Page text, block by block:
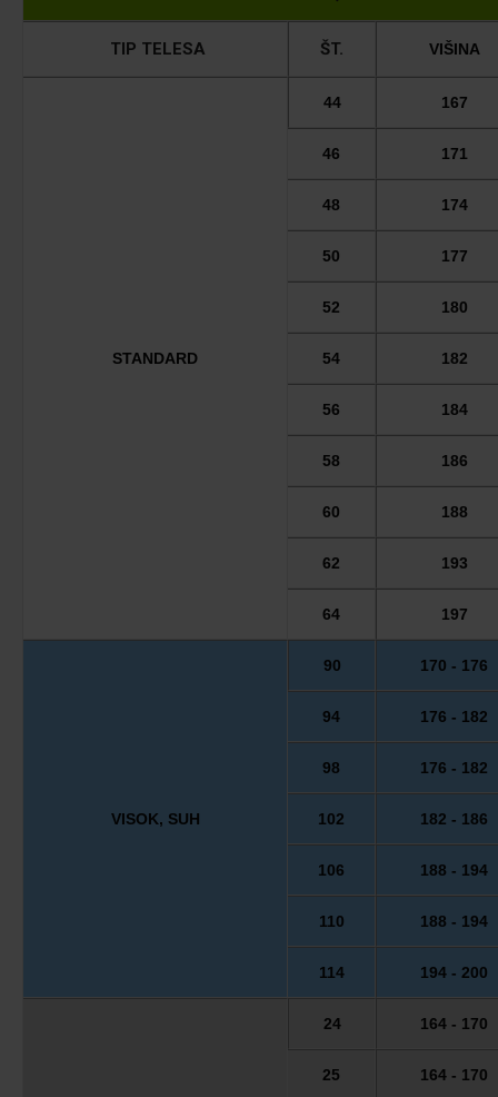
TIP TELESA ŠT. VIŠINA
STANDARD
44 167
46 171
48 174
50 177
52 180
54 182
56 184
58 186
60 188
62 193
64 197
VISOK, SUH
90 170 - 176
94 176 - 182
98 176 - 182
102 182 - 186
106 188 - 194
110 188 - 194
114 194 - 200
24 164 - 170
25 164 - 170